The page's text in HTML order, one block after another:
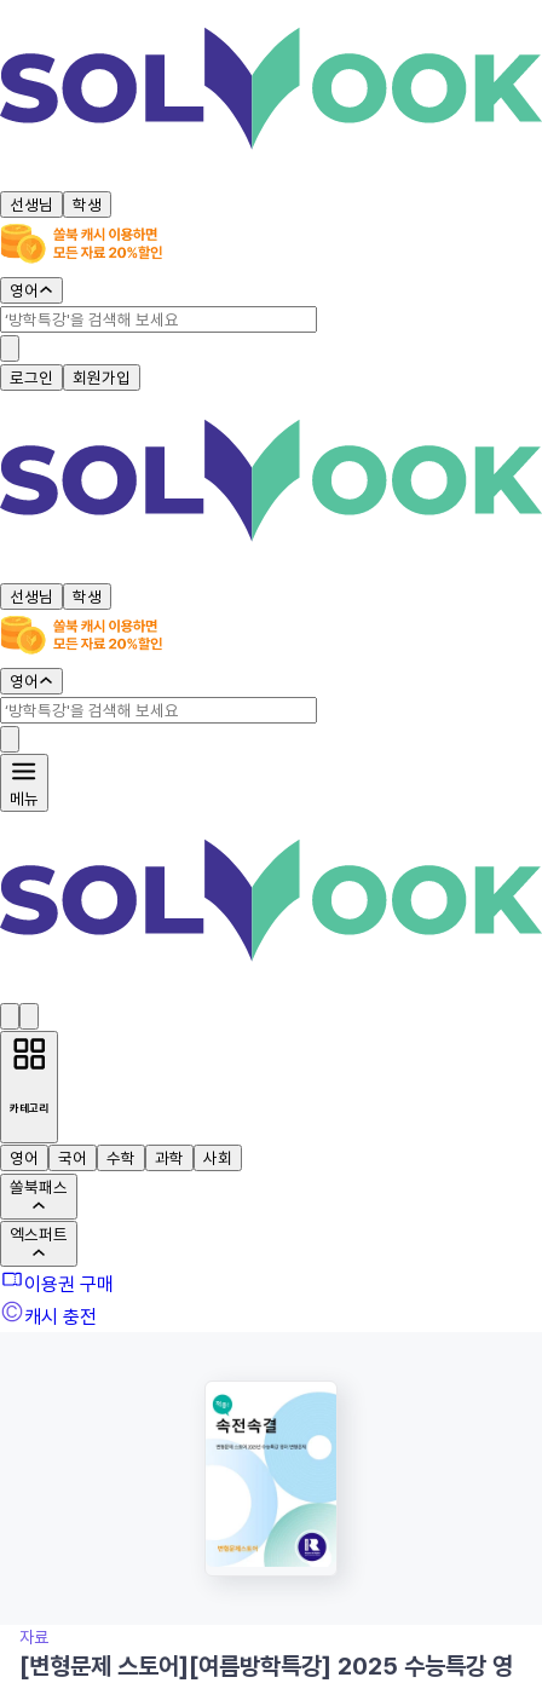
선생님 학생
영어
로그인 회원가입
선생님 학생
영어
메뉴
카테고리
영어 국어 수학 과학
사회
쏠북패스
엑스퍼트
이용권 구매
캐시 충전
자료
[변형문제 스토어][여름방학특강] 2025 수능특강 영